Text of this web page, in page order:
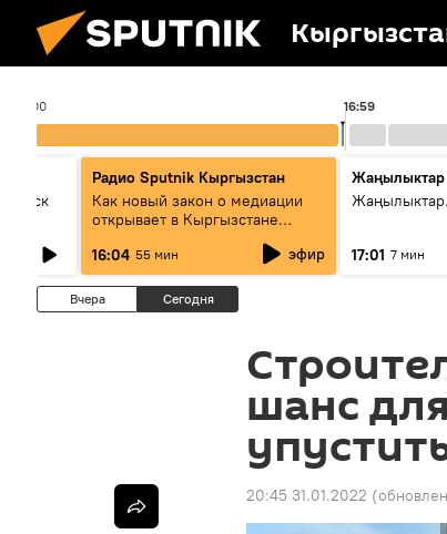
16:00 16:59
Радио Sputnik Кыргызстан
Как новый закон о медиации
открывает в Кыргызстане
16:04 55 мин эфир
Жаңылыктар
17:01 7 мин
Вчера Сегодня
шанс
20:45 31.01.2022